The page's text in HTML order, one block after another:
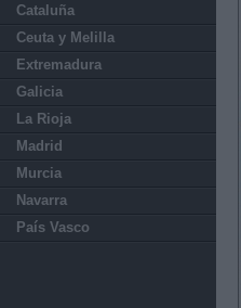
Cataluña
Ceuta y Melilla
Extremadura
Galicia
La Rioja
Madrid
Murcia
Navarra
País Vasco